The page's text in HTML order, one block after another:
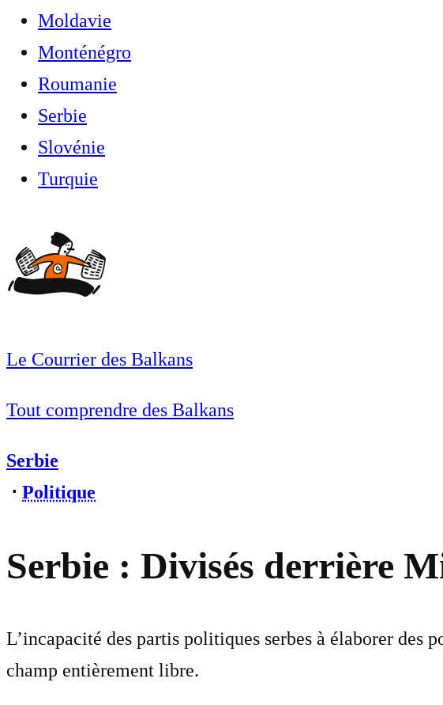
Moldavie
Monténégro
Roumanie
Serbie
Slovénie
Turquie
Le Courrier des Balkans
Tout comprendre des Balkans
Serbie
⋅ Politique
Serbie : Divisés derrière
L’incapacité des partis politiques serbes à élaborer des
champ entièrement libre.